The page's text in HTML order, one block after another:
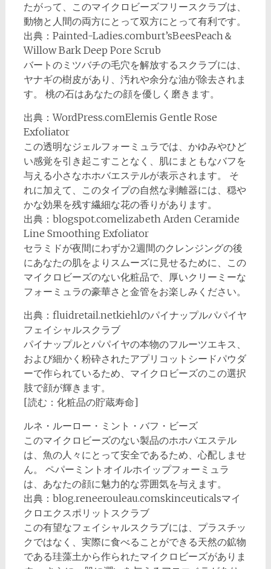
たがって、このマイクロビーズフリースクラブは、
動物と人間の両方にとって双方にとって有利です。
出典：Painted-Ladies.comburt’sBeesPeach＆
Willow Bark Deep Pore Scrub
バートのミツバチの毛穴を解放するスクラブには、
ヤナギの樹皮があり、汚れや余分な油が除去されま
す。 桃の石はあなたの顔を優しく磨きます。
出典：WordPress.comElemis Gentle Rose
Exfoliator
この透明なジェルフォーミュラでは、かゆみやひど
い感覚を引き起こすことなく、肌にまともなバフを
与える小さなホホバエステルが表示されます。 そ
れに加えて、このタイプの自然な剥離器には、穏や
かな効果を残す繊細な花の香りがあります。
出典：blogspot.comelizabeth Arden Ceramide
Line Smoothing Exfoliator
セラミドが夜間にわずか2週間のクレンジングの後
にあなたの肌をよりスムーズに見せるために、この
マイクロビーズのない化粧品で、厚いクリーミーな
フォーミュラの豪華さと金管をお楽しみください。
出典：fluidretail.netkiehlのパイナップルパパイヤ
フェイシャルスクラブ
パイナップルとパパイヤの本物のフルーツエキス、
および細かく粉砕されたアプリコットシードパウダ
ーで作られているため、マイクロビーズのこの選択
肢で顔が輝きます。
[読む：化粧品の貯蔵寿命]
ルネ・ルーロー・ミント・バフ・ビーズ
このマイクロビーズのない製品のホホバエステル
は、魚の人々にとって安全であるため、心配しませ
ん。 ペパーミントオイルホイップフォーミュラ
は、あなたの顔に魅力的な雰囲気を与えます。
出典：blog.reneerouleau.comskinceuticalsマイ
クロエクスポリットスクラブ
この有望なフェイシャルスクラブには、プラスチッ
クではなく、実際に食べることができる天然の鉱物
である珪藻土から作られたマイクロビーズがありま